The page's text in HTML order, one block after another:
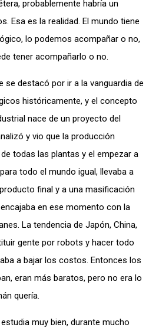
probablemente habría un
Esa es la realidad. El mundo tiene
lo podemos acompañar o no,
tener acompañarlo o no.
se destacó por ir a la vanguardia de
históricamente, y el concepto
nace de un proyecto del
y vio que la producción
todas las plantas y el empezar a
todo el mundo igual, llevaba a
final y a una masificación
en ese momento con la
La tendencia de Japón, China,
gente por robots y hacer todo
a bajar los costos. Entonces los
eran más baratos, pero no era lo
quería.
muy bien, durante mucho